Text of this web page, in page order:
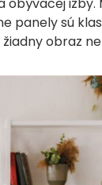
panely sú
obraz